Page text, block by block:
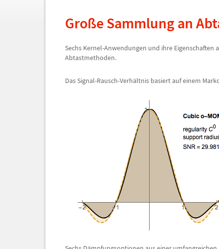
Große Sammlung an
Sechs Kernel-Anwendungen und ihre
Abtastmethoden.
Das Signal-Rausch-Verhältnis basiert auf einem